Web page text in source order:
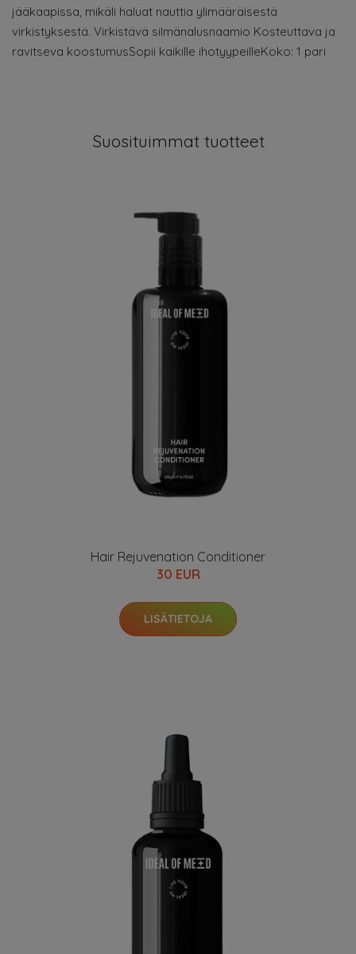
jääkaapissa, mikäli haluat nauttia ylimääräisestä
virkistyksestä. Virkistävä silmänalusnaamio Kosteuttava ja
ravitseva koostumusSopii kaikille ihotyypeilleKoko: 1 pari
Suosituimmat tuotteet
Hair Rejuvenation Conditioner
30 EUR
LISÄTIETOJA